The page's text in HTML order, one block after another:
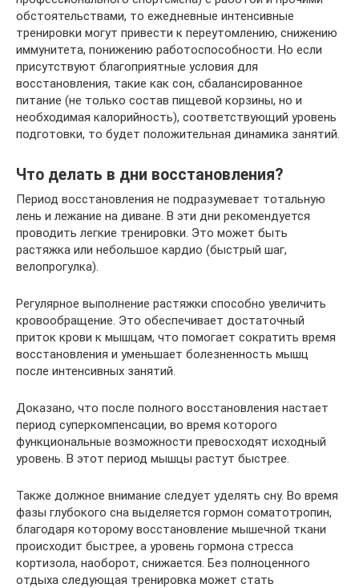
обстоятельствами, то ежедневные интенсивные
тренировки могут привести к переутомлению, снижению
иммунитета, понижению работоспособности. Но если
присутствуют благоприятные условия для
восстановления, такие как сон, сбалансированное
питание (не только состав пищевой корзины, но и
необходимая калорийность), соответствующий уровень
подготовки, то будет положительная динамика занятий.
Что делать в дни восстановления?
Период восстановления не подразумевает тотальную
лень и лежание на диване. В эти дни рекомендуется
проводить легкие тренировки. Это может быть
растяжка или небольшое кардио (быстрый шаг,
велопрогулка).
Регулярное выполнение растяжки способно увеличить
кровообращение. Это обеспечивает достаточный
приток крови к мышцам, что помогает сократить время
восстановления и уменьшает болезненность мышц
после интенсивных занятий.
Доказано, что после полного восстановления настает
период суперкомпенсации, во время которого
функциональные возможности превосходят исходный
уровень. В этот период мышцы растут быстрее.
Также должное внимание следует уделять сну. Во время
фазы глубокого сна выделяется гормон соматотропин,
благодаря которому восстановление мышечной ткани
происходит быстрее, а уровень гормона стресса
кортизола, наоборот, снижается. Без полноценного
отдыха следующая тренировка может стать